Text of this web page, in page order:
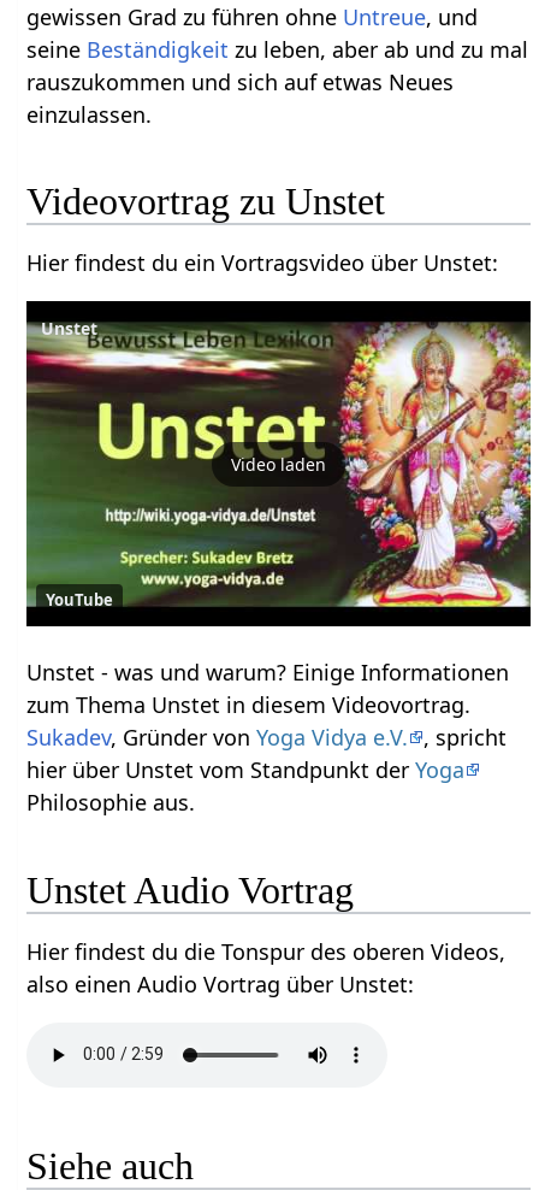
gewissen Grad zu führen ohne Untreue, und
seine Beständigkeit zu leben, aber ab und zu mal
rauszukommen und sich auf etwas Neues
einzulassen.
Hier findest du ein Vortragsvideo über Unstet‏‎:
Unstet
Video laden
YouTube
Unstet‏‎ - was und warum? Einige Informationen
zum Thema Unstet‏‎ in diesem Videovortrag.
Sukadev, Gründer vonYoga Vidya e.V.
, spricht
hier über Unstet‏‎ vom Standpunkt derYoga
Philosophie aus.
Unstet‏‎ Audio Vortrag
Hier findest du die Tonspur des oberen Videos,
also einen Audio Vortrag über Unstet‏‎:
Siehe auch